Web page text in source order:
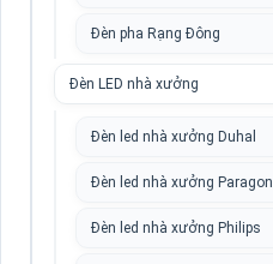
Đèn pha Rạng Đông
Đèn LED nhà xưởng
Đèn led nhà xưởng Duhal
Đèn led nhà xưởng Paragon
Đèn led nhà xưởng Philips